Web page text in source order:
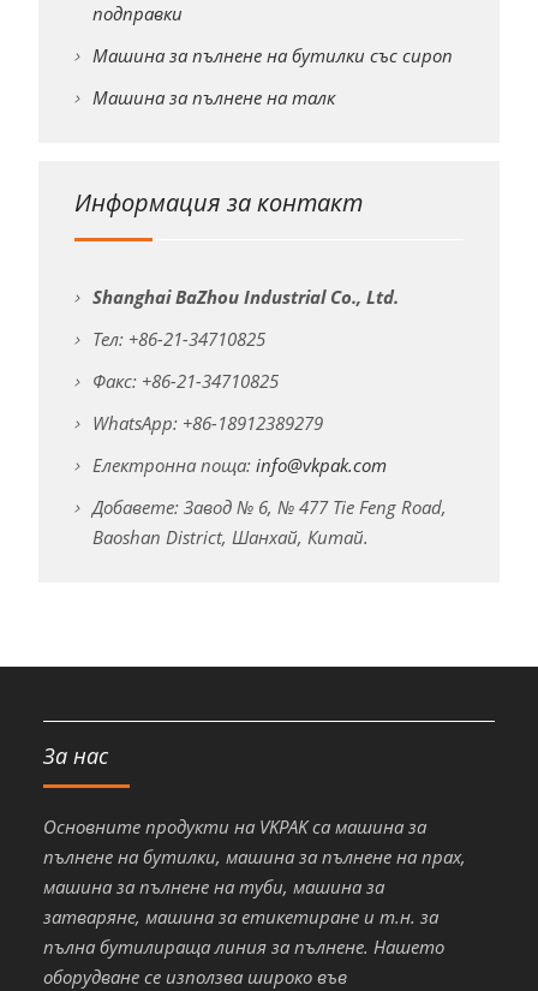
подправки
Машина за пълнене на бутилки със сироп
Машина за пълнене на талк
Информация за контакт
Shanghai BaZhou Industrial Co., Ltd.
Тел: +86-21-34710825
Факс: +86-21-34710825
WhatsApp: +86-18912389279
Електронна поща: info@vkpak.com
Добавете: Завод № 6, № 477 Tie Feng Road,
Baoshan District, Шанхай, Китай.
За нас
Основните продукти на VKPAK са машина за
пълнене на бутилки, машина за пълнене на прах,
машина за пълнене на туби, машина за
затваряне, машина за етикетиране и т.н. за
пълна бутилираща линия за пълнене. Нашето
оборудване се използва широко във